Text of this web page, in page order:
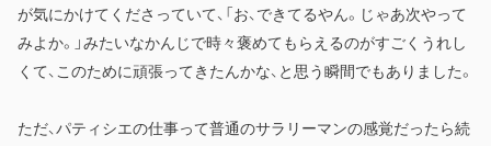
が気にかけてくださっていて、「お、できてるやん。じゃあ次やって
みよか。」みたいなかんじで時々褒めてもらえるのがすごくうれし
くて、このために頑張ってきたんかな、と思う瞬間でもありました。
ただ、パティシエの仕事って普通のサラリーマンの感覚だったら続